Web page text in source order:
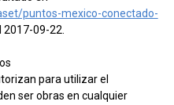
puntos-mexico-conectado-
09-22.
para utilizar el
ser obras en cualquier